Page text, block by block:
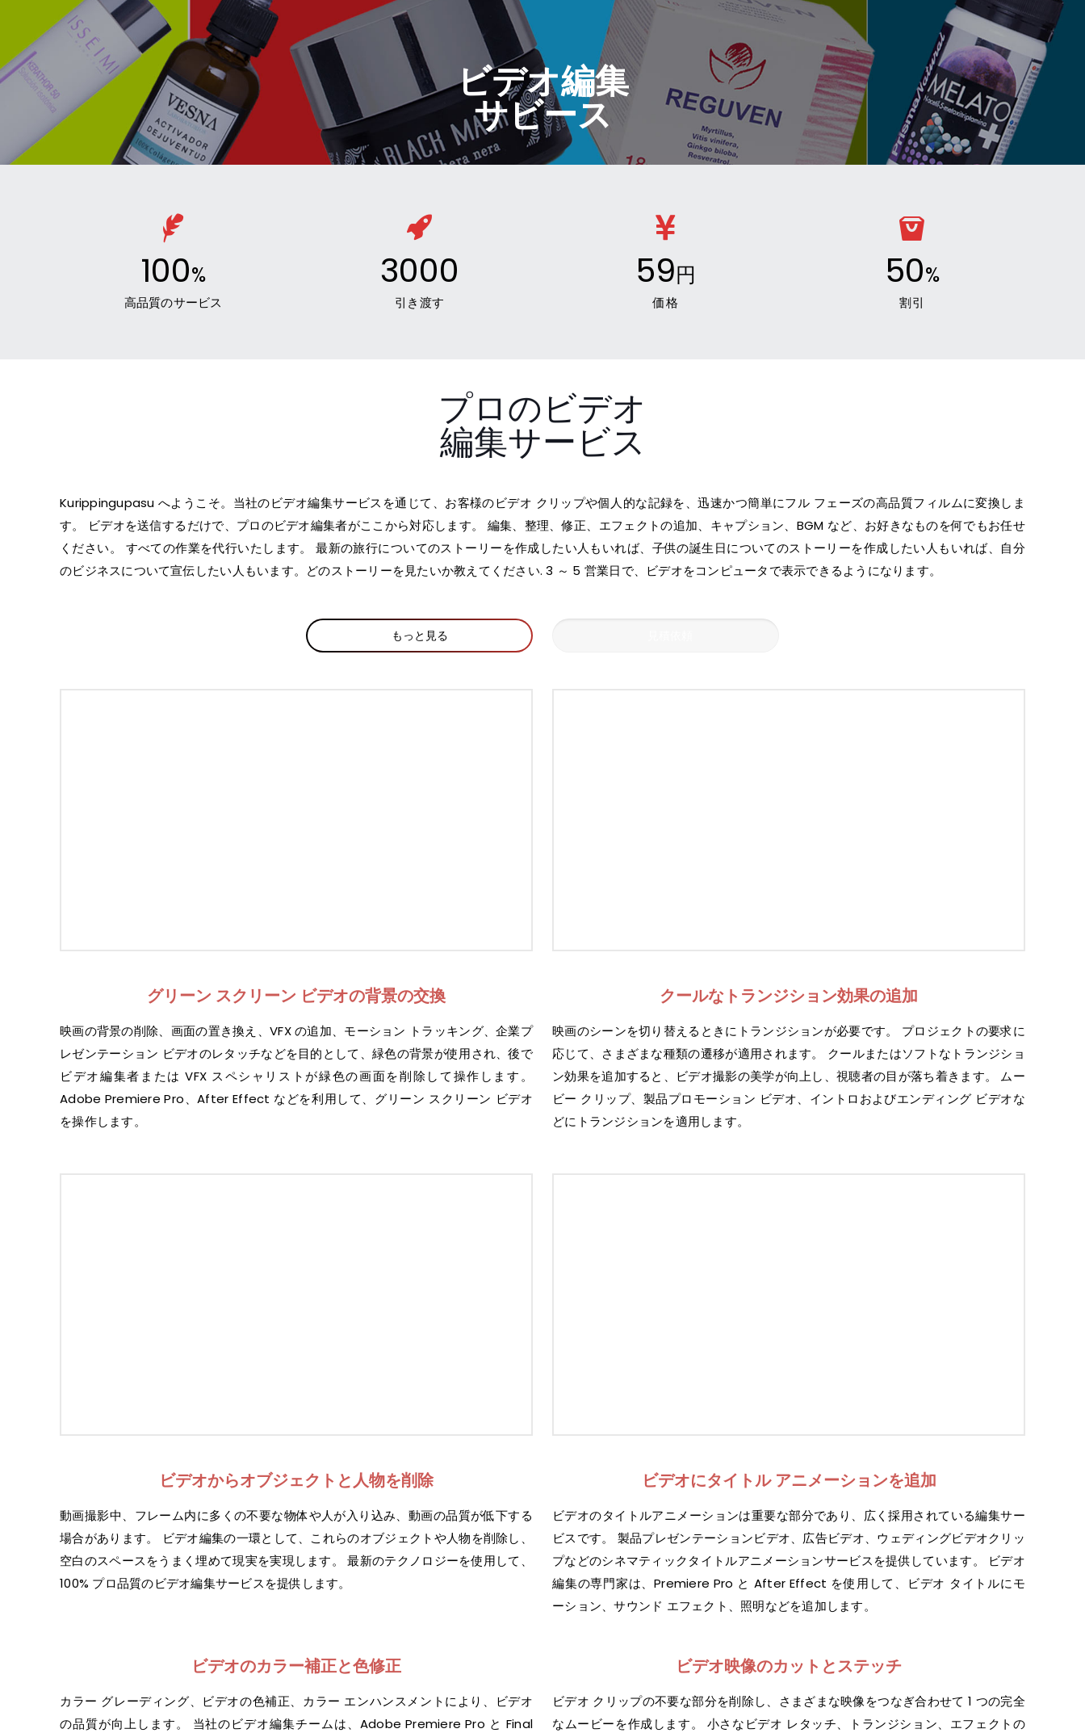
ビデオ編集
サビース
100%
高品質のサービス
3000
引き渡す
59円
価格
50%
割引
プロのビデオ
編集サービス
Kurippingupasu へようこそ。当社のビデオ編集サービスを通じて、お客様のビデオ クリップや個人的な記録を、迅速かつ簡単にフル フェーズの高品質フィルムに変換しま
す。 ビデオを送信するだけで、プロのビデオ編集者がここから対応します。 編集、整理、修正、エフェクトの追加、キャプション、BGM など、お好きなものを何でもお任せ
ください。 すべての作業を代行いたします。 最新の旅行についてのストーリーを作成したい人もいれば、子供の誕生日についてのストーリーを作成したい人もいれば、自分
のビジネスについて宣伝したい人もいます。どのストーリーを見たいか教えてください. 3 ～ 5 営業日で、ビデオをコンピュータで表示できるようになります。
もっと見る
グリーン スクリーン ビデオの背景の交換
映画の背景の削除、画面の置き換え、VFX の追加、モーション トラッキング、企業プ
レゼンテーション ビデオのレタッチなどを目的として、緑色の背景が使用され、後で
ビデオ編集者または VFX スペシャリストが緑色の画面を削除して操作します。
Adobe Premiere Pro、After Effect などを利用して、グリーン スクリーン ビデオ
を操作します。
クールなトランジション効果の追加
映画のシーンを切り替えるときにトランジションが必要です。 プロジェクトの要求に
応じて、さまざまな種類の遷移が適用されます。 クールまたはソフトなトランジショ
ン効果を追加すると、ビデオ撮影の美学が向上し、視聴者の目が落ち着きます。 ムー
ビー クリップ、製品プロモーション ビデオ、イントロおよびエンディング ビデオな
どにトランジションを適用します。
ビデオからオブジェクトと人物を削除
動画撮影中、フレーム内に多くの不要な物体や人が入り込み、動画の品質が低下する
場合があります。 ビデオ編集の一環として、これらのオブジェクトや人物を削除し、
空白のスペースをうまく埋めて現実を実現します。 最新のテクノロジーを使用して、
100% プロ品質のビデオ編集サービスを提供します。
ビデオにタイトル アニメーションを追加
ビデオのタイトルアニメーションは重要な部分であり、広く採用されている編集サー
ビスです。 製品プレゼンテーションビデオ、広告ビデオ、ウェディングビデオクリッ
プなどのシネマティックタイトルアニメーションサービスを提供しています。 ビデオ
編集の専門家は、Premiere Pro と After Effect を使用して、ビデオ タイトルにモ
ーション、サウンド エフェクト、照明などを追加します。
ビデオのカラー補正と色修正
カラー グレーディング、ビデオの色補正、カラー エンハンスメントにより、ビデオ
の品質が向上します。 当社のビデオ編集チームは、Adobe Premiere Pro と Final
ビデオ映像のカットとステッチ
ビデオ クリップの不要な部分を削除し、さまざまな映像をつなぎ合わせて 1 つの完全
なムービーを作成します。 小さなビデオ レタッチ、トランジション、エフェクトの